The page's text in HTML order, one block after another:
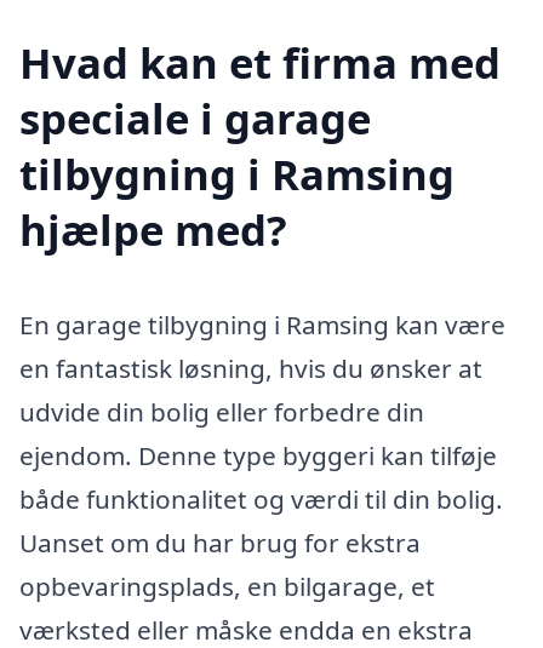
Hvad kan et firma med
speciale i garage
tilbygning i Ramsing
hjælpe med?
En garage tilbygning i Ramsing kan være
en fantastisk løsning, hvis du ønsker at
udvide din bolig eller forbedre din
ejendom. Denne type byggeri kan tilføje
både funktionalitet og værdi til din bolig.
Uanset om du har brug for ekstra
opbevaringsplads, en bilgarage, et
værksted eller måske endda en ekstra